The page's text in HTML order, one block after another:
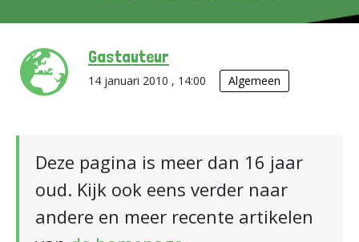
Gastauteur
14 januari 2010 , 14:00 Algemeen
Deze pagina is meer dan 16 jaar
oud. Kijk ook eens verder naar
andere en meer recente artikelen